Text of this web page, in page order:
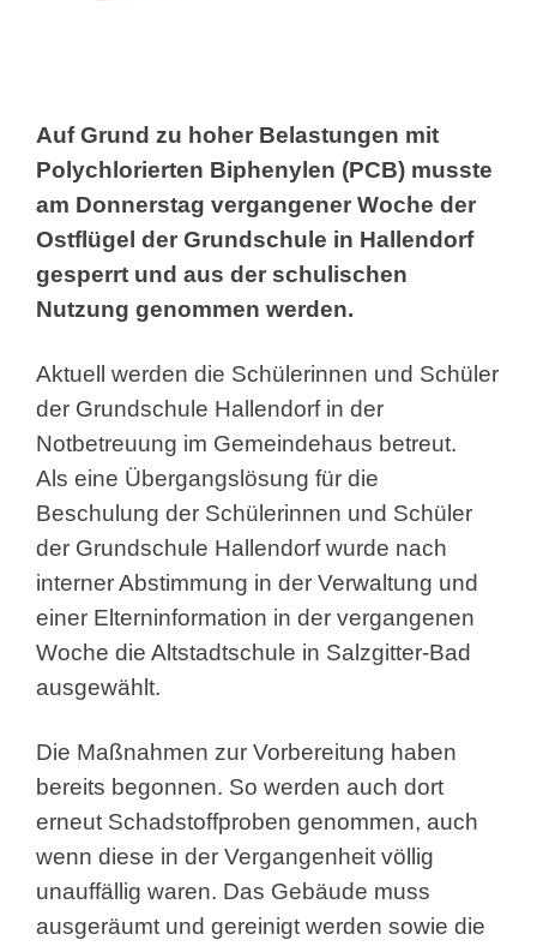
Auf Grund zu hoher Belastungen mit
Polychlorierten Biphenylen (PCB) musste
am Donnerstag vergangener Woche der
Ostflügel der Grundschule in Hallendorf
gesperrt und aus der schulischen
Nutzung genommen werden.
Aktuell werden die Schülerinnen und Schüler
der Grundschule Hallendorf in der
Notbetreuung im Gemeindehaus betreut.
Als eine Übergangslösung für die
Beschulung der Schülerinnen und Schüler
der Grundschule Hallendorf wurde nach
interner Abstimmung in der Verwaltung und
einer Elterninformation in der vergangenen
Woche die Altstadtschule in Salzgitter-Bad
ausgewählt.
Die Maßnahmen zur Vorbereitung haben
bereits begonnen. So werden auch dort
erneut Schadstoffproben genommen, auch
wenn diese in der Vergangenheit völlig
unauffällig waren. Das Gebäude muss
ausgeräumt und gereinigt werden sowie die